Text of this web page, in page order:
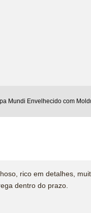
Mundi Envelhecido com
rico em detalhes,
dentro do prazo.